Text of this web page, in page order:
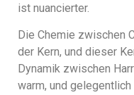
ist nuancierter.
Die Chemie zwischen
der Kern, und dieser
Dynamik zwischen
warm, und